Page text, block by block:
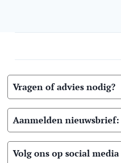
Vragen of advies nodig?
Aanmelden nieuwsbrief:
Volg ons op social media